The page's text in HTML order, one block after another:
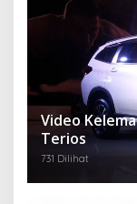
Video
Terios
731 Dilihat